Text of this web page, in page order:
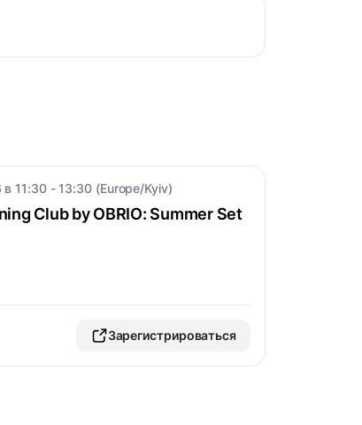
11:30 - 13:30 (Europe/Kyiv)
Club by OBRIO: Summer Set
Зарегистрироваться